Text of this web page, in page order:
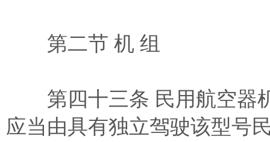
第二节 机 组
第四十三条 民用航空器
应当由具有独立驾驶该型号